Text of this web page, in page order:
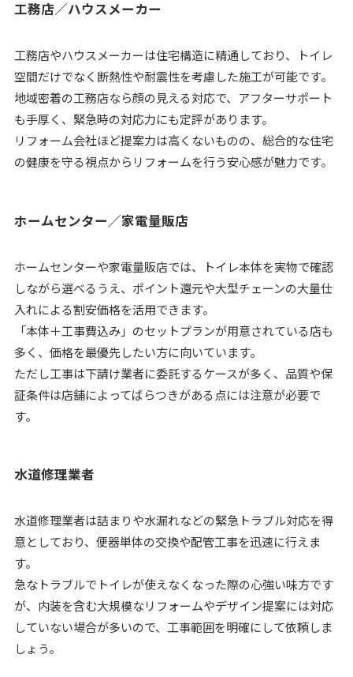
工務店／ハウスメーカー
工務店やハウスメーカーは住宅構造に精通しており、トイレ
空間だけでなく断熱性や耐震性を考慮した施工が可能です。
地域密着の工務店なら顔の見える対応で、アフターサポート
も手厚く、緊急時の対応力にも定評があります。
リフォーム会社ほど提案力は高くないものの、総合的な住宅
の健康を守る視点からリフォームを行う安心感が魅力です。
ホームセンター／家電量販店
ホームセンターや家電量販店では、トイレ本体を実物で確認
しながら選べるうえ、ポイント還元や大型チェーンの大量仕
入れによる割安価格を活用できます。
「本体＋工事費込み」のセットプランが用意されている店も
多く、価格を最優先したい方に向いています。
ただし工事は下請け業者に委託するケースが多く、品質や保
証条件は店舗によってばらつきがある点には注意が必要で
す。
水道修理業者
水道修理業者は詰まりや水漏れなどの緊急トラブル対応を得
意としており、便器単体の交換や配管工事を迅速に行えま
す。
急なトラブルでトイレが使えなくなった際の心強い味方です
が、内装を含む大規模なリフォームやデザイン提案には対応
していない場合が多いので、工事範囲を明確にして依頼しま
しょう。